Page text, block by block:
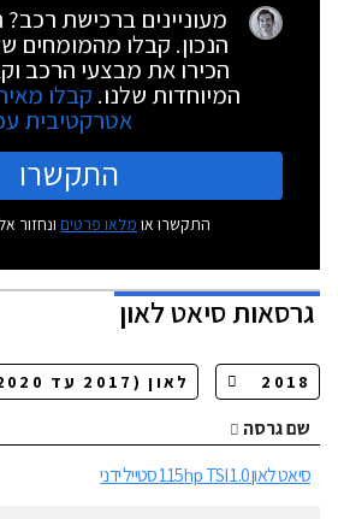
מעוניינים ברכישת
הנכון. קבלו מהמומחים
הכירו את מבצעי הרכב
המיוחדות שלנו. קבלו
אטרקטיבית
התקשרו
התקשרו או מלאו פרטים ונחזור
גרסאותסיאט לאון
שם גרסה
סיאט לאון 1.0 115hp TSI סטייל ידני